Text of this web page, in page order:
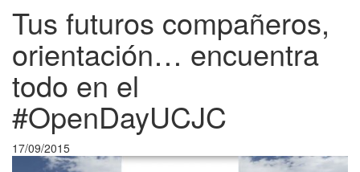
Tus futuros compañeros,
orientación… encuentra
todo en el
#OpenDayUCJC
17/09/2015